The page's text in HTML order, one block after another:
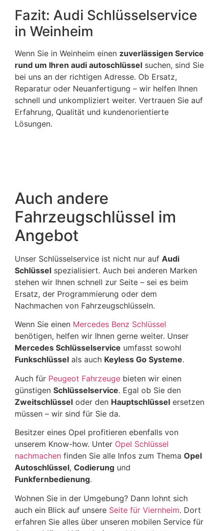
Fazit: Audi Schlüsselservice
in Weinheim
Wenn Sie in Weinheim einen zuverlässigen Service
rund um Ihren audi autoschlüssel suchen, sind Sie
bei uns an der richtigen Adresse. Ob Ersatz,
Reparatur oder Neuanfertigung – wir helfen Ihnen
schnell und unkompliziert weiter. Vertrauen Sie auf
Erfahrung, Qualität und kundenorientierte
Lösungen.
Auch andere
Fahrzeugschlüssel im
Angebot
Unser Schlüsselservice ist nicht nur auf Audi
Schlüssel spezialisiert. Auch bei anderen Marken
stehen wir Ihnen schnell zur Seite – sei es beim
Ersatz, der Programmierung oder dem
Nachmachen von Fahrzeugschlüsseln.
Wenn Sie einen Mercedes Benz Schlüssel
benötigen, helfen wir Ihnen gerne weiter. Unser
Mercedes Schlüsselservice umfasst sowohl
Funkschlüssel als auch Keyless Go Systeme.
Auch für Peugeot Fahrzeuge bieten wir einen
günstigen Schlüsselservice. Egal ob Sie den
Zweitschlüssel oder den Hauptschlüssel ersetzen
müssen – wir sind für Sie da.
Besitzer eines Opel profitieren ebenfalls von
unserem Know-how. Unter Opel Schlüssel
nachmachen finden Sie alle Infos zum Thema Opel
Autoschlüssel, Codierung und
Funkfernbedienung.
Wohnen Sie in der Umgebung? Dann lohnt sich
auch ein Blick auf unsere Seite für Viernheim. Dort
erfahren Sie alles über unseren mobilen Service für